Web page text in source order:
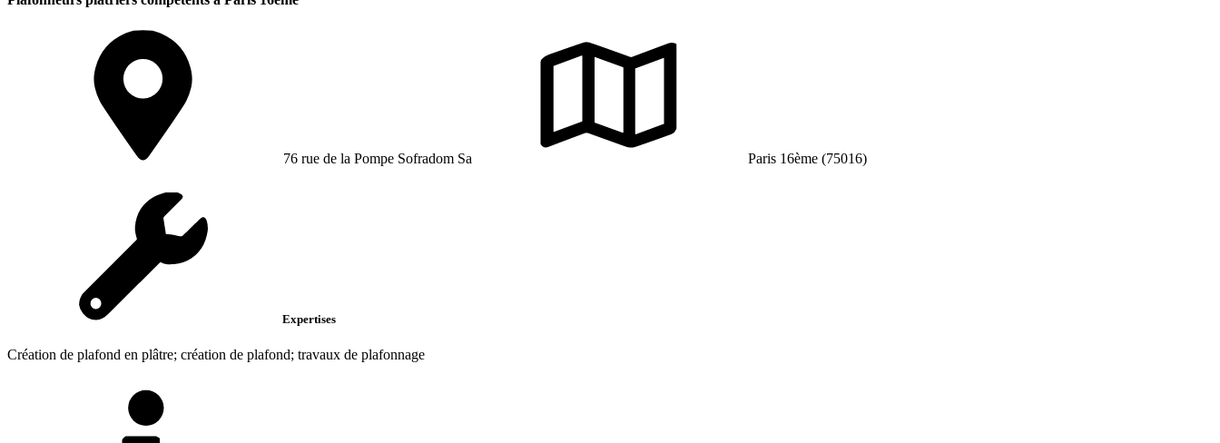
76 rue de la Pompe Sofradom Sa Paris 16ème (75016)
Expertises
Création de plafond en plâtre; création de plafond; travaux de plafonnage